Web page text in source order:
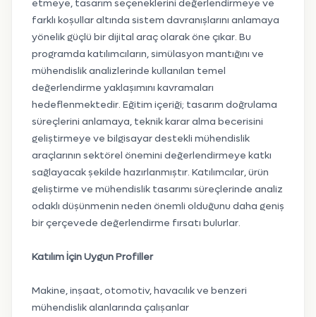
etmeye, tasarım seçeneklerini değerlendirmeye ve
farklı koşullar altında sistem davranışlarını anlamaya
yönelik güçlü bir dijital araç olarak öne çıkar. Bu
programda katılımcıların, simülasyon mantığını ve
mühendislik analizlerinde kullanılan temel
değerlendirme yaklaşımını kavramaları
hedeflenmektedir. Eğitim içeriği; tasarım doğrulama
süreçlerini anlamaya, teknik karar alma becerisini
geliştirmeye ve bilgisayar destekli mühendislik
araçlarının sektörel önemini değerlendirmeye katkı
sağlayacak şekilde hazırlanmıştır. Katılımcılar, ürün
geliştirme ve mühendislik tasarımı süreçlerinde analiz
odaklı düşünmenin neden önemli olduğunu daha geniş
bir çerçevede değerlendirme fırsatı bulurlar.
Katılım İçin Uygun Profiller
Makine, inşaat, otomotiv, havacılık ve benzeri
mühendislik alanlarında çalışanlar